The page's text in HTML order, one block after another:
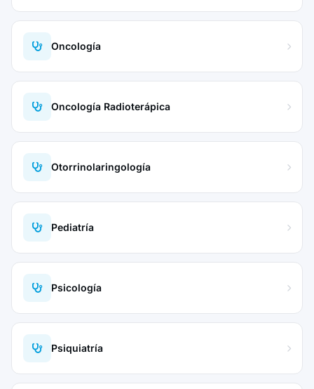
Oncología
Oncología Radioterápica
Otorrinolaringología
Pediatría
Psicología
Psiquiatría